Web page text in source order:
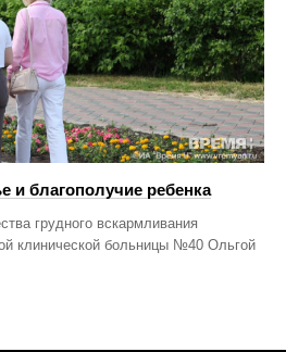
и благополучие ребенка
грудного вскармливания
клинической больницы №40 Ольгой